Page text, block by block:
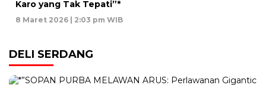
Karo yang Tak Tepati”*
8 Maret 2026 | 2:03 pm WIB
DELI SERDANG